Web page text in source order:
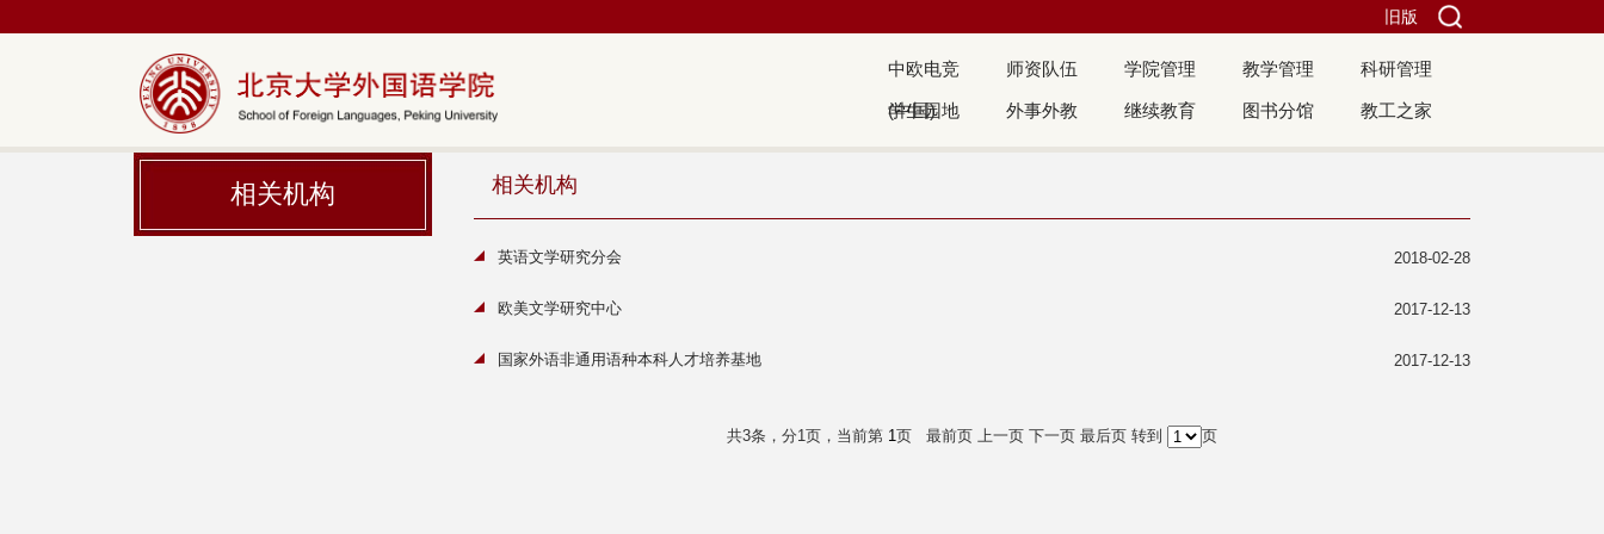
旧版
中欧电竞
(中国)
师资队伍 学院管理 教学管理 科研管理
学生园地 外事外教 继续教育 图书分馆 教工之家
相关机构 相关机构
英语文学研究分会 2018-02-28
欧美文学研究中心 2017-12-13
国家外语非通用语种本科人才培养基地 2017-12-13
共3条，分1页，当前第 1页 最前页 上一页 下一页 最后页 转到 页